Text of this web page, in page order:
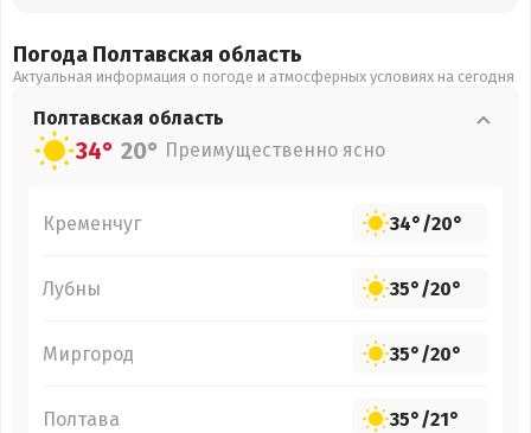
Погода Полтавская область
Актуальная информация о погоде и атмосферных условиях на сегодня
Полтавская область
34° 20° Преимущественно ясно
Кременчуг 34°/20°
Лубны 35°/20°
Миргород 35°/20°
Полтава 35°/21°